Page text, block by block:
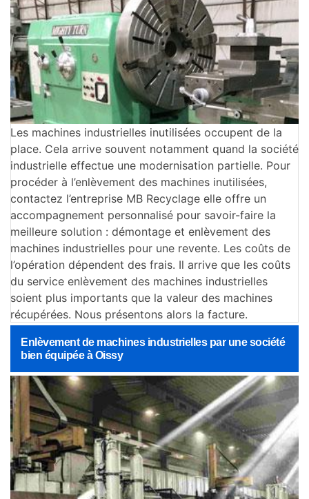
Les machines industrielles inutilisées occupent de la
place. Cela arrive souvent notamment quand la société
industrielle effectue une modernisation partielle. Pour
procéder à l’enlèvement des machines inutilisées,
contactez l’entreprise MB Recyclage elle offre un
accompagnement personnalisé pour savoir-faire la
meilleure solution : démontage et enlèvement des
machines industrielles pour une revente. Les coûts de
l’opération dépendent des frais. Il arrive que les coûts
du service enlèvement des machines industrielles
soient plus importants que la valeur des machines
récupérées. Nous présentons alors la facture.
Enlèvement de machines industrielles par une société
bien équipée à Oissy